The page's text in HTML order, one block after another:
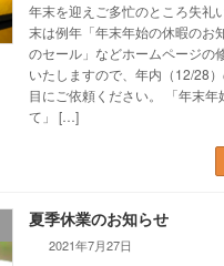
年末を迎えご多忙のところ失礼
末は例年「年末年始の休暇のお
のセール」などホームページの
いたしますので、年内（12/28
目にご依頼ください。 「年末年
て」 […]
夏季休業のお知らせ
2021年7月27日